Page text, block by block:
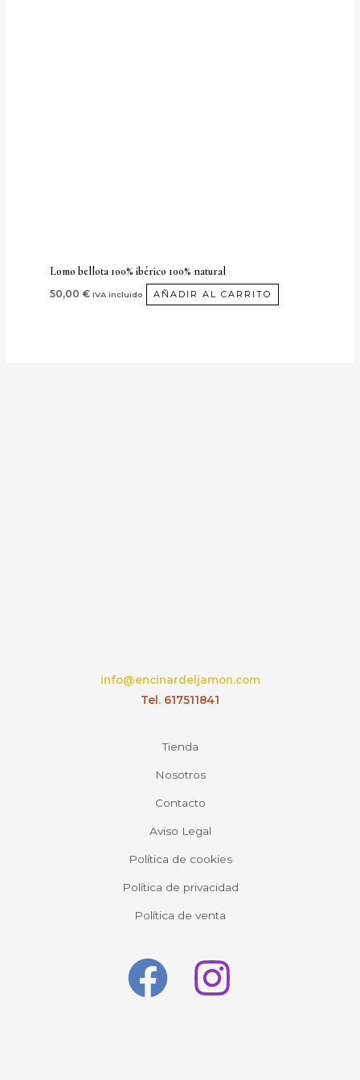
Lomo bellota 100% ibérico 100% natural
50,00€ IVA incluido AÑADIR AL CARRITO
info@encinardeljamon.com
Tel. 617511841
Tienda
Nosotros
Contacto
Aviso Legal
Política de cookies
Política de privacidad
Política de venta